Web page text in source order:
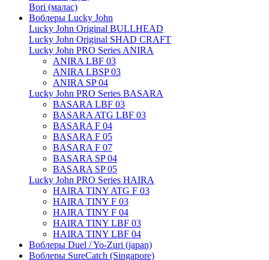
Bori (малас)
Воблеры Lucky John
Lucky John Original BULLHEAD
Lucky John Original SHAD CRAFT
Lucky John PRO Series ANIRA
ANIRA LBF 03
ANIRA LBSP 03
ANIRA SP 04
Lucky John PRO Series BASARA
BASARA LBF 03
BASARA ATG LBF 03
BASARA F 04
BASARA F 05
BASARA F 07
BASARA SP 04
BASARA SP 05
Lucky John PRO Series HAIRA
HAIRA TINY ATG F 03
HAIRA TINY F 03
HAIRA TINY F 04
HAIRA TINY LBF 03
HAIRA TINY LBF 04
Воблеры Duel / Yo-Zuri (japan)
Воблеры SureCatch (Singapore)